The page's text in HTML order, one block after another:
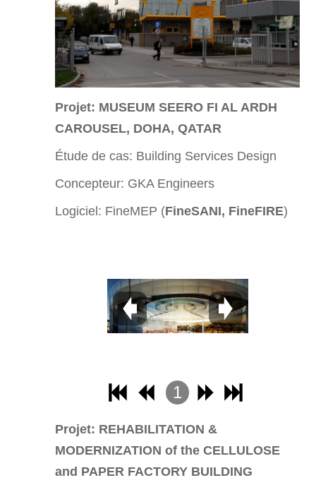
Projet: MUSEUM SEERO FI AL ARDH
CAROUSEL, DOHA, QATAR
Étude de cas: Building Services Design
Concepteur: GKA Engineers
Logiciel: FineMEP (FineSANI, FineFIRE)
1
3
4
Projet: REHABILITATION &
MODERNIZATION of the CELLULOSE
and PAPER FACTORY BUILDING